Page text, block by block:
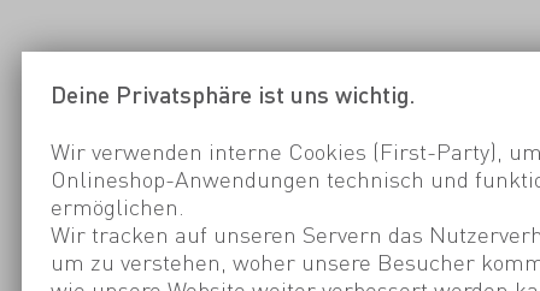
Deine Privatsphäre ist uns wichtig.
Wir verwenden interne Cookies (First-Party),
Onlineshop-Anwendungen technisch und
ermöglichen.
Wir tracken auf unseren Servern das
um zu verstehen, woher unsere Besucher